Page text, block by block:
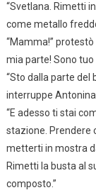
“Svetlana. Rimetti
come metallo
“Mamma!”
mia parte! Sono tuo
“Sto dalla parte del
interruppe
“E adesso ti stai
stazione. Prendere
metterti in mostra
Rimetti la busta al
composto.”